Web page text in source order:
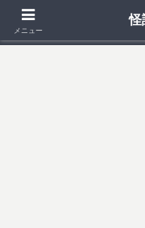
「死ぬ程洒落にならない怖い
メニュー
怪